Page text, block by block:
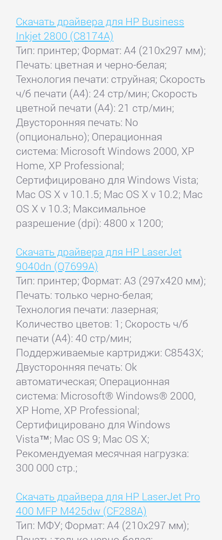
Скачать драйвера для HP Business
Inkjet 2800 (C8174A)
Тип: принтер; Формат: A4 (210x297 мм);
Печать: цветная и черно-белая;
Технология печати: струйная; Скорость
ч/б печати (А4): 24 стр/мин; Скорость
цветной печати (А4): 21 стр/мин;
Двусторонняя печать: No
(опционально); Операционная
система: Microsoft Windows 2000, XP
Home, XP Professional;
Сертифицировано для Windows Vista;
Mac OS X v 10.1.5; Mac OS X v 10.2; Mac
OS X v 10.3; Максимальное
разрешение (dpi): 4800 x 1200;
Скачать драйвера для HP LaserJet
9040dn (Q7699A)
Тип: принтер; Формат: A3 (297x420 мм);
Печать: только черно-белая;
Технология печати: лазерная;
Количество цветов: 1; Скорость ч/б
печати (А4): 40 стр/мин;
Поддерживаемые картриджи: C8543X;
Двусторонняя печать: Ok
автоматическая; Операционная
система: Microsoft® Windows® 2000,
XP Home, XP Professional;
Сертифицировано для Windows
Vista™; Mac OS 9; Mac OS X;
Рекомендуемая месячная нагрузка:
300 000 стр.;
Скачать драйвера для HP LaserJet Pro
400 MFP M425dw (CF288A)
Тип: МФУ; Формат: A4 (210x297 мм);